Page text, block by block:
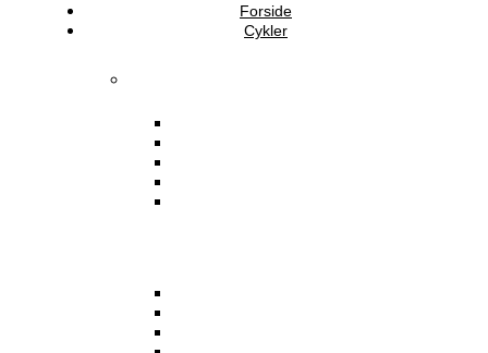
Forside
Cykler